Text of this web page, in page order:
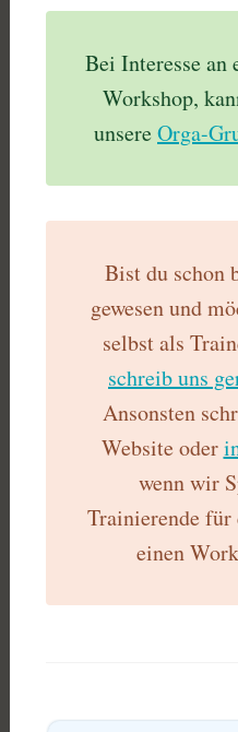
Bei Interesse
Workshop,
unsereOrga-
Bist du schon
gewesen und
selbst als
schreib uns
Ansonsten
Website oder
wenn wir
Trainierende
einen